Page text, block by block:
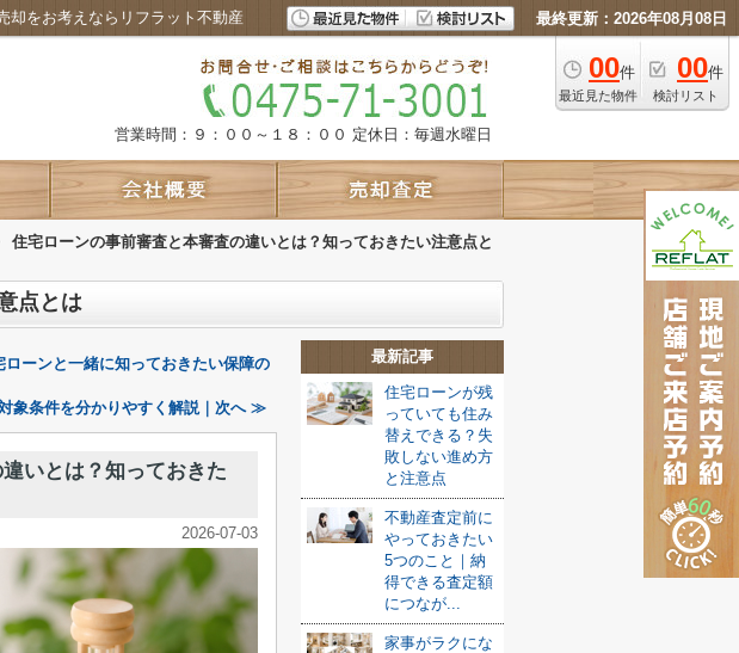
却をお考えならリフラット不動産 最終更新：2026年08月08日
00件
最近見た物件
00件
検討リスト
営業時間：９：００～１８：００ 定休日：毎週水曜日
住宅ローンの事前審査と本審査の違いとは？知っておきたい注意点と
点とは
ーンと一緒に知っておきたい保障の
象条件を分かりやすく解説｜次へ ≫
いとは？知っておきた
2026-07-03
最新記事
住宅ローンが残
っていても住み
替えできる？失
敗しない進め方
と注意点
不動産査定前に
やっておきたい
5つのこと｜納
得できる査定額
につなが...
家事がラクにな